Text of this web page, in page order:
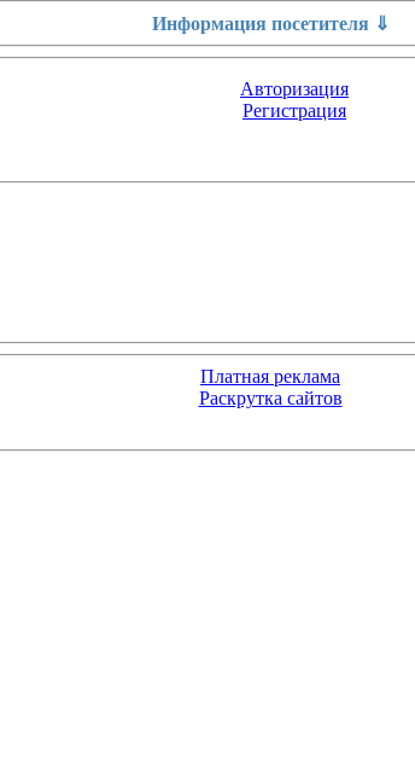
Информация посетителя ⇓
Авторизация
Регистрация
Платная реклама
Раскрутка сайтов